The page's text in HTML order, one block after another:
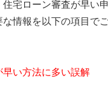
宅ローン審査が早い
な情報を以下の項目で
い方法に多い誤解